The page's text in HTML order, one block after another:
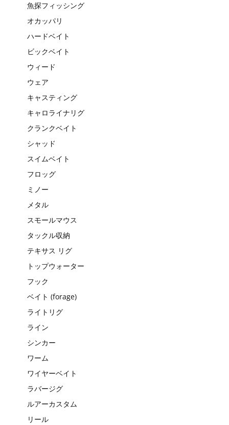
魚探フィッシング
オカッパリ
ハードベイト
ビックベイト
ウィード
ウェア
キャスティング
キャロライナリグ
クランクベイト
シャッド
スイムベイト
フロッグ
ミノー
メタル
スモールマウス
タックル収納
テキサス リグ
トップウォーター
フック
ベイト (forage)
ライトリグ
ライン
シンカー
ワーム
ワイヤーベイト
ラバージグ
ルアーカスタム
リール